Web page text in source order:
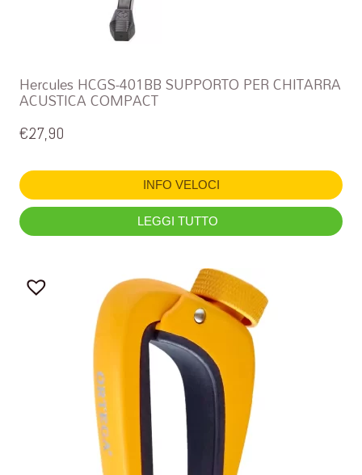
Hercules HCGS-401BB SUPPORTO PER CHITARRA
ACUSTICA COMPACT
€27,90
INFO VELOCI
LEGGI TUTTO